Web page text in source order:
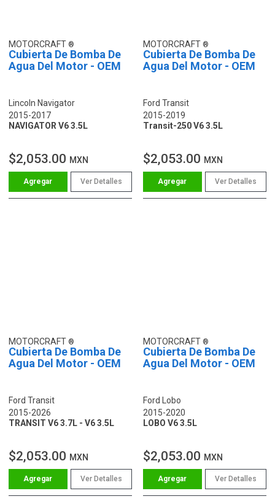
MOTORCRAFT
Cubierta De Bomba De
Agua Del Motor - OEM
Lincoln Navigator
2015-2017
NAVIGATOR V6 3.5L
$2,053.00 MXN
Ver Detalles
MOTORCRAFT
Cubierta De Bomba De
Agua Del Motor - OEM
Ford Transit
2015-2019
Transit-250 V6 3.5L
$2,053.00 MXN
Ver Detalles
MOTORCRAFT
Cubierta De Bomba De
Agua Del Motor - OEM
Ford Transit
2015-2026
TRANSIT V6 3.7L - V6 3.5L
$2,053.00 MXN
Ver Detalles
MOTORCRAFT
Cubierta De Bomba De
Agua Del Motor - OEM
Ford Lobo
2015-2020
LOBO V6 3.5L
$2,053.00 MXN
Ver Detalles